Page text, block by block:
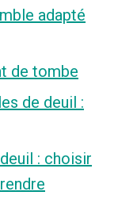
adapté
de tombe
de deuil :
: choisir